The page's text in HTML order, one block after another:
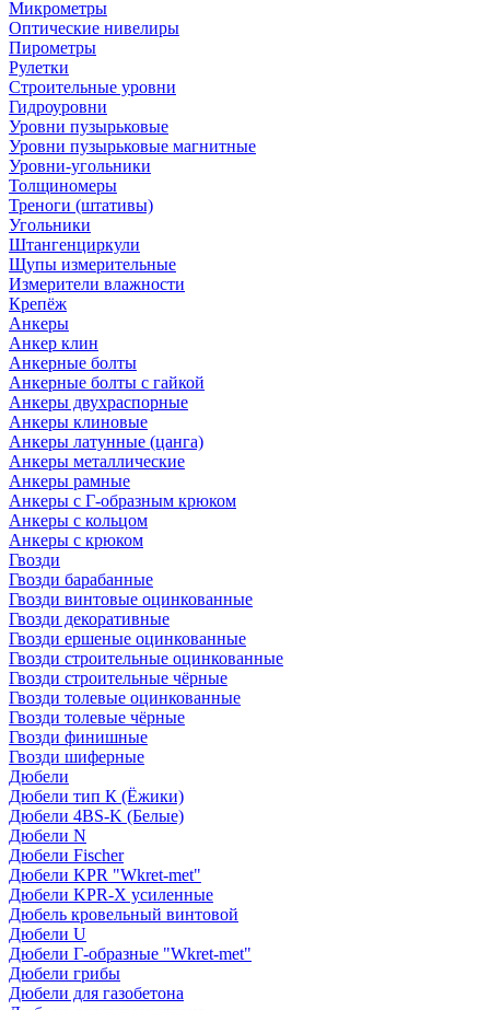
Микрометры
Оптические нивелиры
Пирометры
Рулетки
Строительные уровни
Гидроуровни
Уровни пузырьковые
Уровни пузырьковые магнитные
Уровни-угольники
Толщиномеры
Треноги (штативы)
Угольники
Штангенциркули
Щупы измерительные
Измерители влажности
Крепёж
Анкеры
Анкер клин
Анкерные болты
Анкерные болты с гайкой
Анкеры двухраспорные
Анкеры клиновые
Анкеры латунные (цанга)
Анкеры металлические
Анкеры рамные
Анкеры с Г-образным крюком
Анкеры с кольцом
Анкеры с крюком
Гвозди
Гвозди барабанные
Гвозди винтовые оцинкованные
Гвозди декоративные
Гвозди ершеные оцинкованные
Гвозди строительные оцинкованные
Гвозди строительные чёрные
Гвозди толевые оцинкованные
Гвозди толевые чёрные
Гвозди финишные
Гвозди шиферные
Дюбели
Дюбели тип К (Ёжики)
Дюбели 4BS-K (Белые)
Дюбели N
Дюбели Fischer
Дюбели KPR "Wkret-met"
Дюбели KPR-Х усиленные
Дюбель кровельный винтовой
Дюбели U
Дюбели Г-образные "Wkret-met"
Дюбели грибы
Дюбели для газобетона